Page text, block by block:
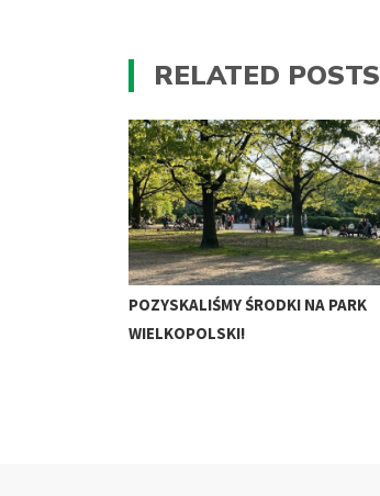
RELATED POSTS
POZYSKALIŚMY ŚRODKI NA PARK
WIELKOPOLSKI!